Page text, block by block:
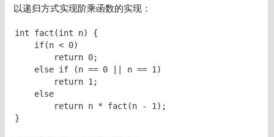
以递归方式实现阶乘函数的实现：
int fact(int n) {
    if(n < 0)
        return 0;
    else if (n == 0 || n == 1)
        return 1;
    else
        return n * fact(n - 1);
}